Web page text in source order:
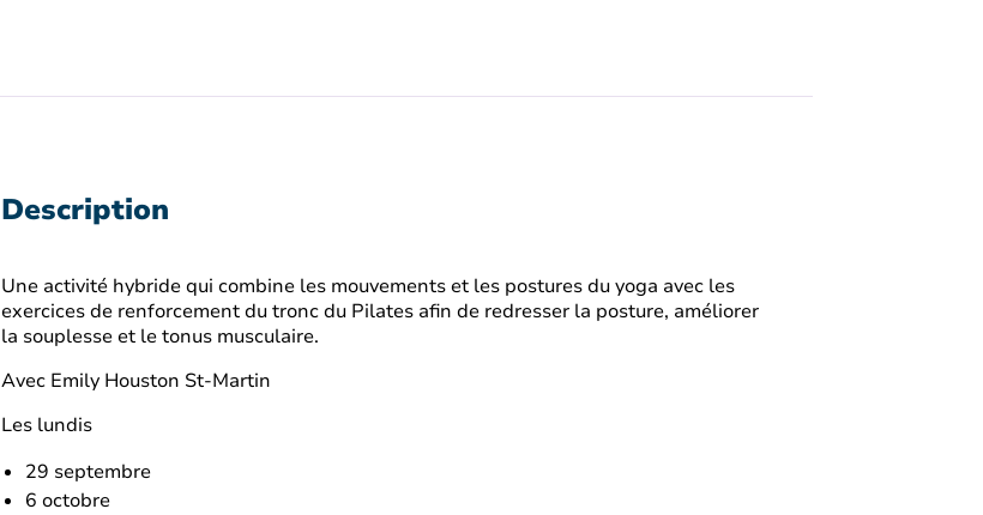
Description
Une activité hybride qui combine les mouvements et les postures du yoga avec les
exercices de renforcement du tronc du Pilates afin de redresser la posture, améliorer
la souplesse et le tonus musculaire.
Avec Emily Houston St-Martin
Les lundis
29 septembre
6 octobre